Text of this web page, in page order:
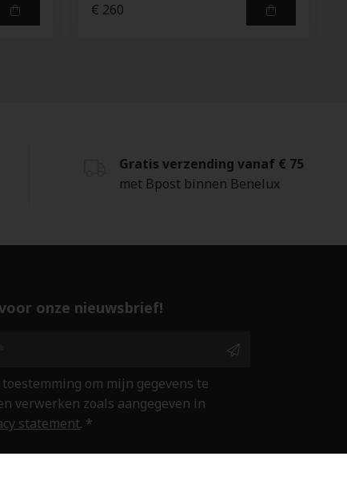
€ 260
Gratis verzending vanaf € 75
met Bpost binnen Benelux
onze nieuwsbrief!
om mijn gegevens te
verwerken zoals aangegeven in
statement. *